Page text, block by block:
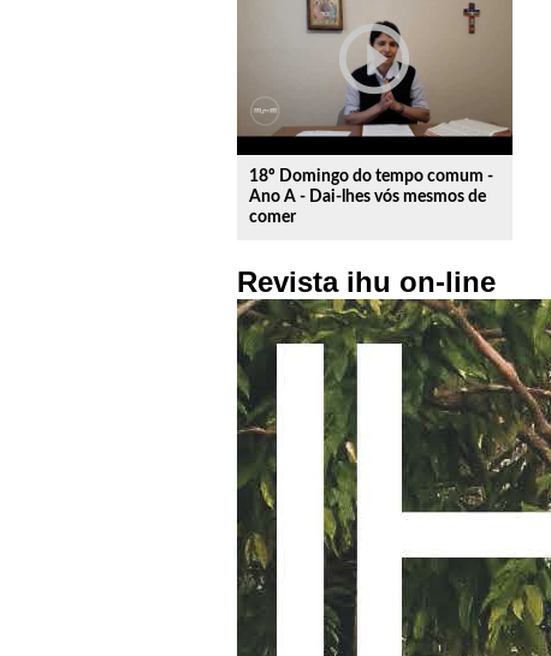
play_circle_outline
18º Domingo do tempo comum -
Ano A - Dai-lhes vós mesmos de
comer
Revista ihu on-line